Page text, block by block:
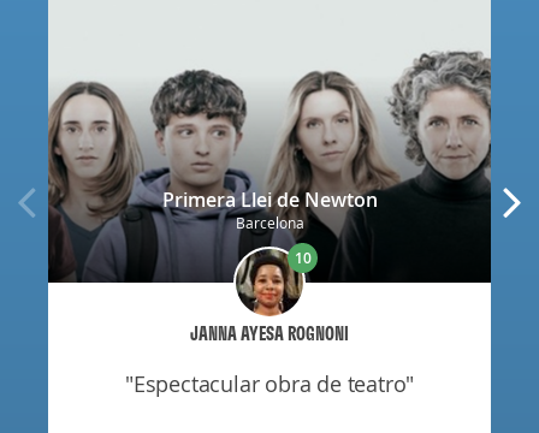
Primera Llei de Newton
Barcelona
JANNA AYESA ROGNONI
10
"espectacular obra de teatro"